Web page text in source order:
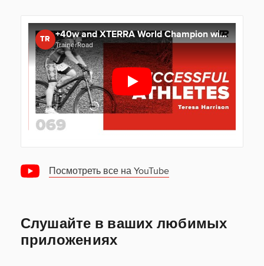
TR +40w and XTERRA World Champion with Teresa Harrison - Successful Athletes Podcast Episode 69
TrainerRoad
Посмотреть все на YouTube
Слушайте в ваших любимых
приложениях